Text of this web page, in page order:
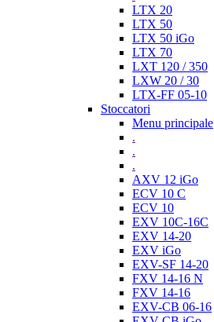
LTX 20
LTX 50
LTX 50 iGo
LTX 70
LXT 120 / 350
LXW 20 / 30
LTX-FF 05-10
Stoccatori
Menu principale
.
.
.
AXV 12 iGo
ECV 10 C
ECV 10
EXV 10C-16C
EXV 14-20
EXV iGo
EXV-SF 14-20
FXV 14-16 N
FXV 14-16
EXV-CB 06-16